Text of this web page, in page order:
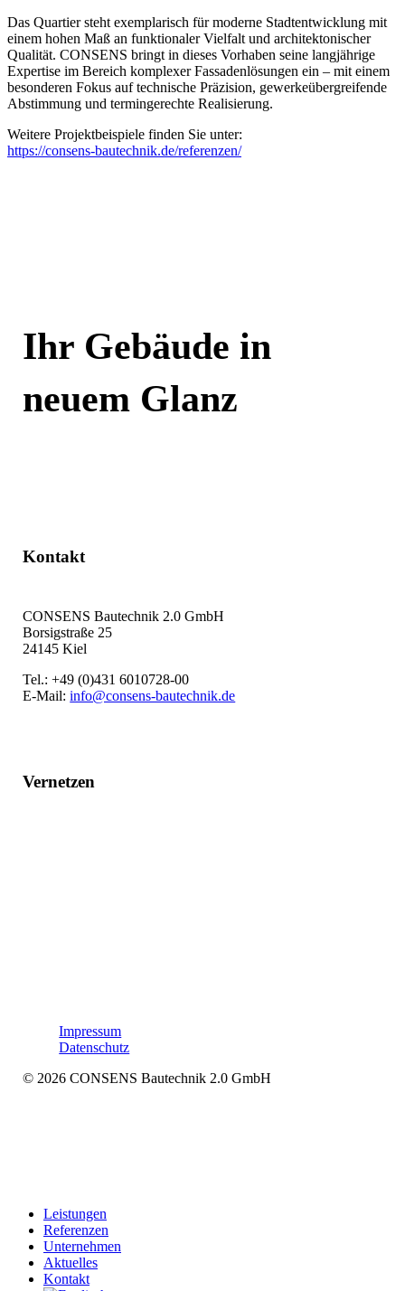
Das Quartier steht exemplarisch für moderne Stadtentwicklung mit
einem hohen Maß an funktionaler Vielfalt und architektonischer
Qualität. CONSENS bringt in dieses Vorhaben seine langjährige
Expertise im Bereich komplexer Fassadenlösungen ein – mit einem
besonderen Fokus auf technische Präzision, gewerkeübergreifende
Abstimmung und termingerechte Realisierung.
Weitere Projektbeispiele finden Sie unter:
https://consens-bautechnik.de/referenzen/
Ihr Gebäude in
neuem Glanz
Kontakt
CONSENS Bautechnik 2.0 GmbH
Borsigstraße 25
24145 Kiel
Tel.: +49 (0)431 6010728-00
E-Mail:info@consens-bautechnik.de
Vernetzen
Impressum
Datenschutz
© 2026 CONSENS Bautechnik 2.0 GmbH
Menü
schließen
Leistungen
Referenzen
Unternehmen
Aktuelles
Kontakt